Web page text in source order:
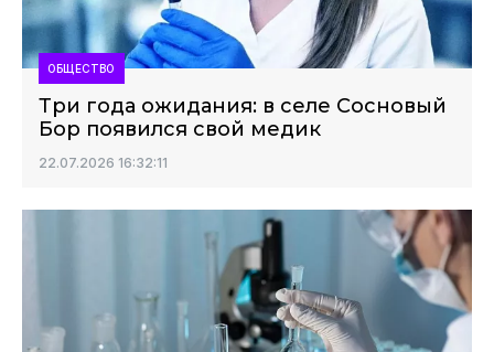
ОБЩЕСТВО
Три года ожидания: в селе Сосновый
Бор появился свой медик
22.07.2026 16:32:11